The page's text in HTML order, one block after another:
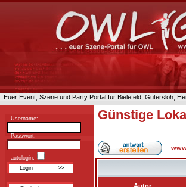
Euer Event, Szene und Party Portal für Bielefeld, Gütersloh,
Username:
Passwort:
autologin:
Günstige